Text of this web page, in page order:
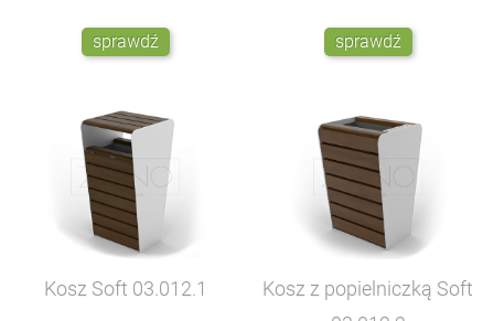
sprawdź sprawdź
Kosz Soft 03.012.1
Kosz z popielniczką Soft